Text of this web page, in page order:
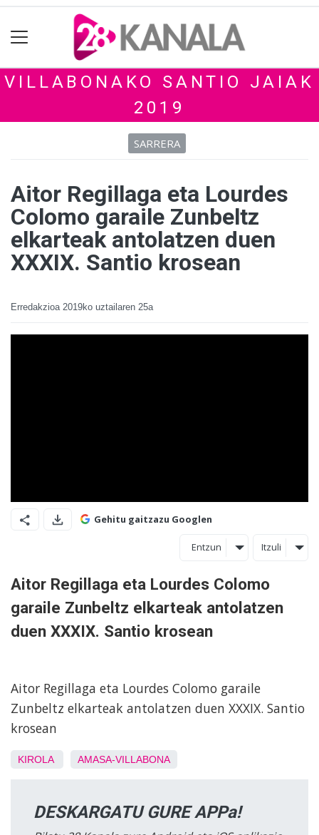
VILLABONAKO SANTIO JAIAK
2019
SARRERA
Aitor Regillaga eta Lourdes
Colomo garaile Zunbeltz
elkarteak antolatzen duen
XXXIX. Santio krosean
Erredakzioa 2019ko uztailaren 25a
Gehitu gaitzazu Googlen
Entzun Itzuli
Aitor Regillaga eta Lourdes Colomo
garaile Zunbeltz elkarteak antolatzen
duen XXXIX. Santio krosean
Aitor Regillaga eta Lourdes Colomo garaile
Zunbeltz elkarteak antolatzen duen XXXIX. Santio
krosean
KIROLA AMASA-VILLABONA
DESKARGATU GURE APPa!